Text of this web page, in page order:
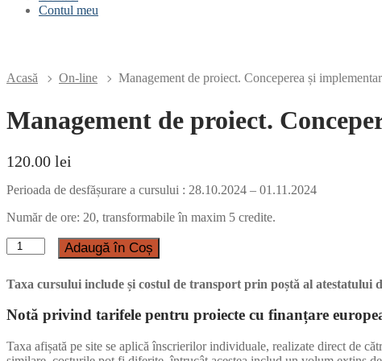
Contul meu
Acasă On-line Management de proiect. Conceperea și
Management de proiect.
120.00 lei
Perioada de desfășurare a cursului : 28.10.2024 – 01.11.2024
Număr de ore: 20, transformabile în maxim 5 credite.
Cantitate
Management
proiect.
și
proiectelor
Adaugă în Coș
Taxa cursului include și costul de transport prin poștă al atestatului
Notă privind tarifele pentru proiecte cu finanțare
Taxa afișată pe site se aplică înscrierilor individuale, realizate direct de